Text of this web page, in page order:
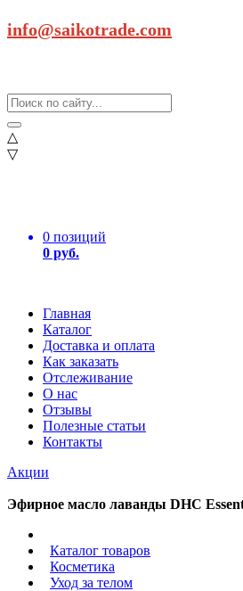
info@saikotrade.com
△
▽
0 позиций
0 руб.
Главная
Каталог
Доставка и оплата
Как заказать
Отслеживание
О нас
Отзывы
Полезные статьи
Контакты
Акции
Эфирное масло лаванды DHC
Каталог товаров
Косметика
Уход за телом